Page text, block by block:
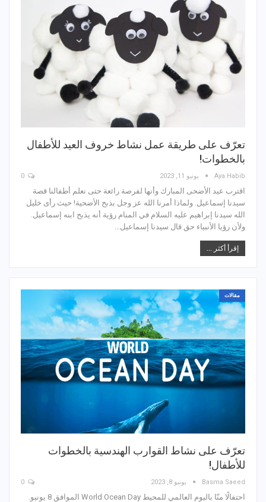
تعرّف على طريقة عمل نشاط خروف العيد للأطفال
بالخطوات!
Aya Habib يونيو 11, 2023
اقترب عيد الأضحى المبارك وأنها لفرصة رائعة حتى نعلم أطفالنا قصة
سيدنا إسماعيل. ولماذا أمرنا الله عز وجل بذبح الأضحية! حيث رأى خليل
الله سيدنا إبراهيم عليه السلام في المنام رؤية أنه يذبح ابنه إسماعيل.
ولأن رؤيا الأنبياء حق قال سيدنا إسماعيل…
إقرأ أكثر ...
مقالات
تعرّف على نشاط القوارب الهندسية بالخطوات
للأطفال!
Basma Saeed يونيو 8, 2023
احتفالًا منّا باليوم العالمي للمحيط World Ocean Day الموافق 8 يونيو.